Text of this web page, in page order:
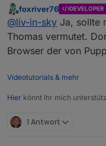
hast du das
thread
https://
Offline
foxriver76 DEVELOPER
@liv-in-sky Ja, sollte
Thomas vermutet.
Browser der von
Videotutorials & mehr
Hier könnt ihr mich
1 Antwort